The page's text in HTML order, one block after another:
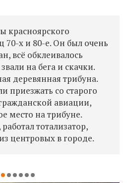
красноярского
х и 80-е. Он был очень
всё обклеивалось
на бега и скачки.
деревянная трибуна.
приезжать со старого
авиации,
место на трибуне.
тотализатор,
центровых в городе.